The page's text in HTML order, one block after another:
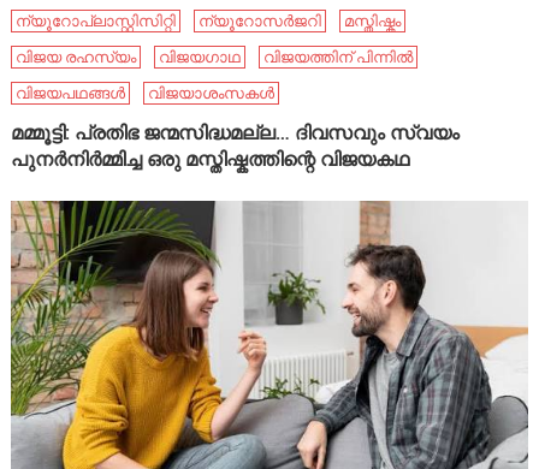
ന്യൂറോപ്ലാസ്റ്റിസിറ്റി
ന്യൂറോസർജറി
മസ്തിഷ്കം
വിജയ രഹസ്യം
വിജയഗാഥ
വിജയത്തിന് പിന്നിൽ
വിജയപഥങ്ങൾ
വിജയാശംസകൾ
മമ്മൂട്ടി: പ്രതിഭ ജന്മസിദ്ധമല്ല… ദിവസവും സ്വയം
പുനർനിർമ്മിച്ച ഒരു മസ്തിഷ്കത്തിന്റെ വിജയകഥ